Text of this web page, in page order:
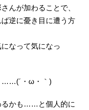
んが加わることで、
逆に憂き目に遭う方
なって気になっ
……(´・ω・｀)
るかも……と個人的に